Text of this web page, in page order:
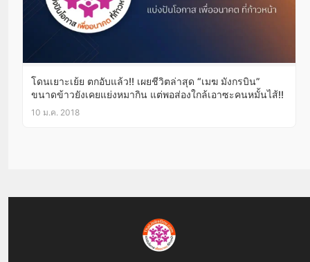
โดนเยาะเย้ย ตกอับแล้ว!! เผยชีวิตล่าสุด “เมฆ มังกรบิน”
ขนาดข้าวยังเคยแย่งหมากิน แต่พอส่องใกล้เอาซะคนหมั้นไส้!!
10 ม.ค. 2018